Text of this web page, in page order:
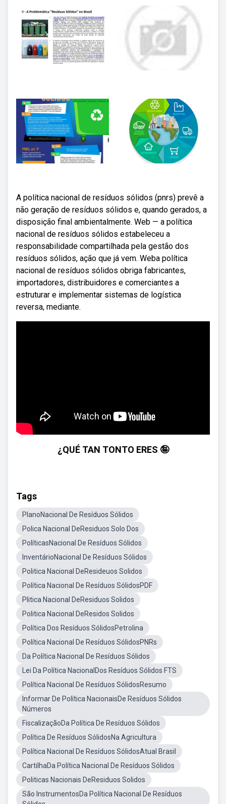
A política nacional de resíduos sólidos (pnrs) prevê a
não geração de resíduos sólidos e, quando gerados, a
disposição final ambientalmente. Web — a política
nacional de resíduos sólidos estabeleceu a
responsabilidade compartilhada pela gestão dos
resíduos sólidos, ação que já vem. Weba política
nacional de resíduos sólidos obriga fabricantes,
importadores, distribuidores e comerciantes a
estruturar e implementar sistemas de logística
reversa, mediante.
¿QUÉ TAN TONTO ERES 🤪
Tags
PlanoNacional De Resíduos Sólidos
Polica Nacional DeResiduos Solo Dos
PolíticasNacional De Resíduos Sólidos
InventárioNacional De Resíduos Sólidos
Politica Nacional DeResideuos Solidos
Política Nacional De Resíduos SólidosPDF
Plitica Nacional DeResiduos Solidos
Politica Nacional DeResidos Solidos
Política Dos Resíduos SólidosPetrolina
Política Nacional De Resíduos SólidosPNRs
Da Política Nacional De Resíduos Sólidos
Lei Da Política NacionalDos Resíduos Sólidos FTS
Política Nacional De Resíduos SólidosResumo
Informar De Política NacionaisDe Resíduos Sólidos
Números
FiscalizaçãoDa Política De Resíduos Sólidos
Política De Resíduos SólidosNa Agricultura
Política Nacional De Resíduos SólidosAtual Brasil
CartilhaDa Política Nacional De Resíduos Sólidos
Politicas Nacionais DeResiduos Solidos
São InstrumentosDa Política Nacional De Resíduos